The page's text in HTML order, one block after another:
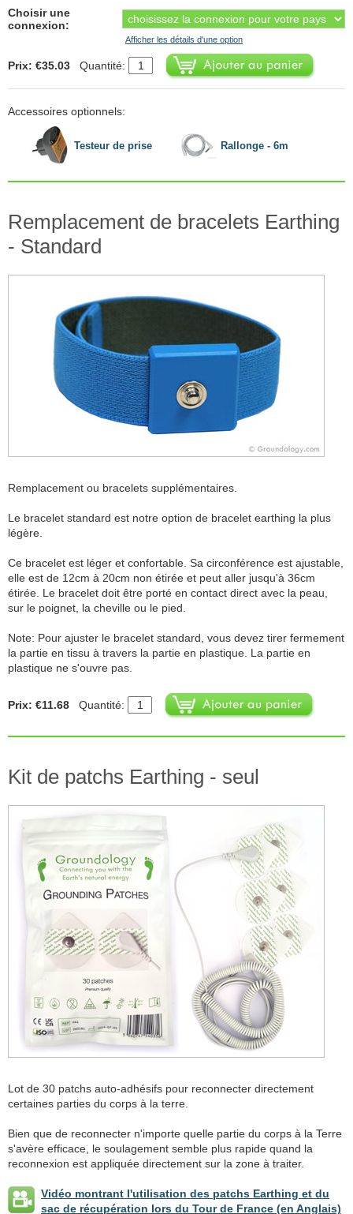
Choisir une
connexion:
Afficher les détails d'une option
Prix: €35.03 Quantité:
Accessoires optionnels:
Testeur de prise Rallonge - 6m
Remplacement de bracelets Earthing
- Standard
Remplacement ou bracelets supplémentaires.
Le bracelet standard est notre option de bracelet earthing la plus
légère.
Ce bracelet est léger et confortable. Sa circonférence est ajustable,
elle est de 12cm à 20cm non étirée et peut aller jusqu'à 36cm
étirée. Le bracelet doit être porté en contact direct avec la peau,
sur le poignet, la cheville ou le pied.
Note: Pour ajuster le bracelet standard, vous devez tirer fermement
la partie en tissu à travers la partie en plastique. La partie en
plastique ne s'ouvre pas.
Prix: €11.68 Quantité:
Kit de patchs Earthing - seul
Lot de 30 patchs auto-adhésifs pour reconnecter directement
certaines parties du corps à la terre.
Bien que de reconnecter n'importe quelle partie du corps à la Terre
s'avère efficace, le soulagement semble plus rapide quand la
reconnexion est appliquée directement sur la zone à traiter.
Vidéo montrant l'utilisation des patchs Earthing et du
sac de récupération lors du Tour de France (en Anglais)